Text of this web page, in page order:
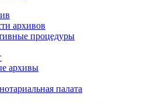
архивов
процедуры
архивы
палата